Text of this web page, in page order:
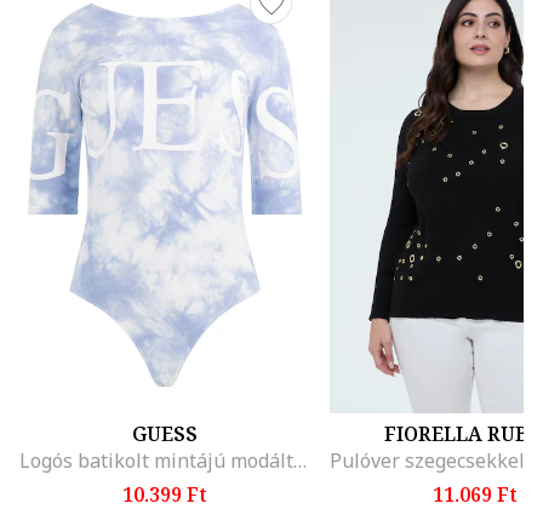
GUESS
Logós batikolt mintájú modáltartalmú body
10.399 Ft
FIORELLA
11.069 Ft